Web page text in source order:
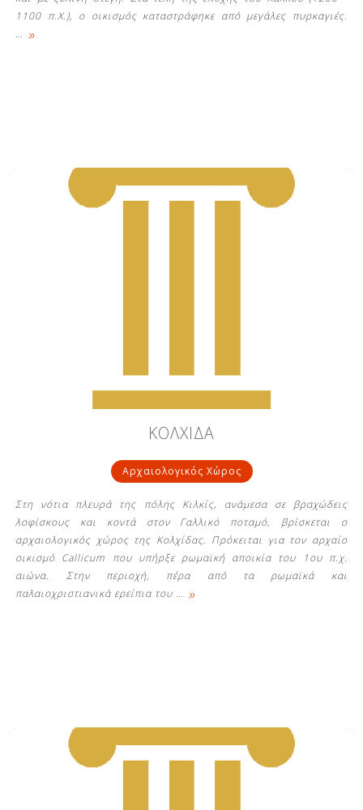
1100 π.Χ.), ο οικισμός καταστράφηκε από μεγάλες πυρκαγιές.
… »
ΚΟΛΧΙΔΑ
Αρχαιολογικός Χώρος
Στη νότια πλευρά της πόλης Κιλκίς, ανάμεσα σε βραχώδεις
λοφίσκους και κοντά στον Γαλλικό ποταμό, βρίσκεται ο
αρχαιολογικός χώρος της Κολχίδας. Πρόκειται για τον αρχαίο
οικισμό Callicum που υπήρξε ρωμαϊκή αποικία του 1ου π.χ.
αιώνα. Στην περιοχή, πέρα από τα ρωμαϊκά και
παλαιοχριστιανικά ερείπια του … »